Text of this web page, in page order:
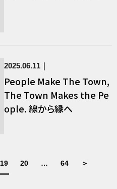
2025.06.11
People Make The Town,
The Town Makes the Pe
ople. 線から縁へ
19 20 … 64 ＞